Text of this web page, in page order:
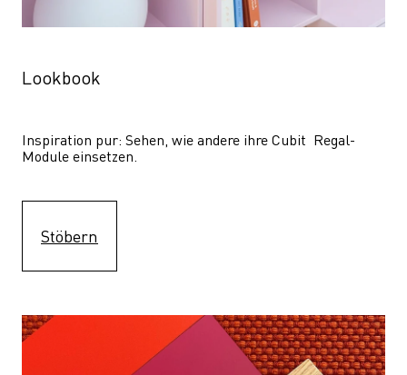
Lookbook
Inspiration pur: Sehen, wie andere ihre Cubit  Regal-
Module einsetzen.
Stöbern